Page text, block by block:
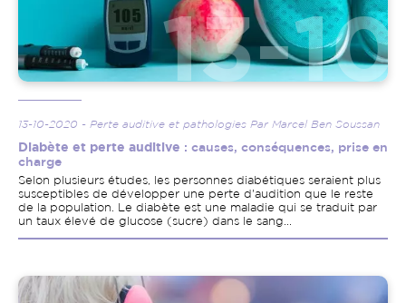
13-10-2020 - Perte auditive et pathologies Par Marcel Ben Soussan
Diabète et perte auditive : causes, conséquences, prise en
charge
Selon plusieurs études, les personnes diabétiques seraient plus
susceptibles de développer une perte d'audition que le reste
de la population. Le diabète est une maladie qui se traduit par
un taux élevé de glucose (sucre) dans le sang...
Image